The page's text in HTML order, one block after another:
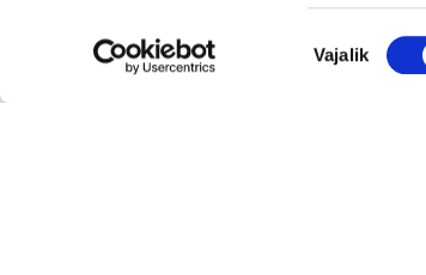
Nõusoleku
valik
Vajalik
seadmetega tegelev ettevõte
Rahvusvaheliselt tunnustatud
tekstiilkompensaatorite